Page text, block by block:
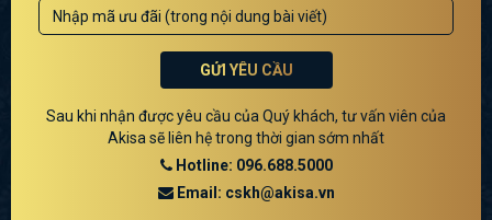
GỬI YÊU CẦU
Sau khi nhận được yêu cầu của Quý khách, tư vấn viên của
Akisa sẽ liên hệ trong thời gian sớm nhất
Hotline: 096.688.5000
Email: cskh@akisa.vn